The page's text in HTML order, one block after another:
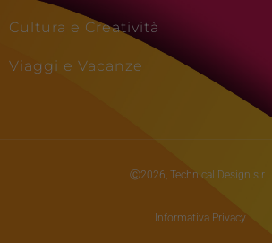
Cultura e Creatività
Viaggi e Vacanze
Ⓒ2026, Technical Design s.r.l.
Informativa Privacy